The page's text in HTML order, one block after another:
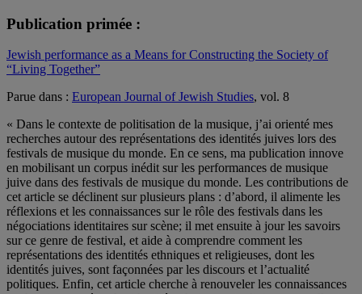
Publication primée :
Jewish performance as a Means for Constructing the Society of
“Living Together”
Parue dans : European Journal of Jewish Studies, vol. 8
« Dans le contexte de politisation de la musique, j’ai orienté mes
recherches autour des représentations des identités juives lors des
festivals de musique du monde. En ce sens, ma publication innove
en mobilisant un corpus inédit sur les performances de musique
juive dans des festivals de musique du monde. Les contributions de
cet article se déclinent sur plusieurs plans : d’abord, il alimente les
réflexions et les connaissances sur le rôle des festivals dans les
négociations identitaires sur scène; il met ensuite à jour les savoirs
sur ce genre de festival, et aide à comprendre comment les
représentations des identités ethniques et religieuses, dont les
identités juives, sont façonnées par les discours et l’actualité
politiques. Enfin, cet article cherche à renouveler les connaissances